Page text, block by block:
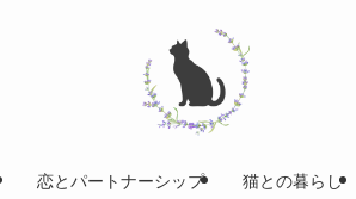
恋とパートナーシップ 猫との暮らし